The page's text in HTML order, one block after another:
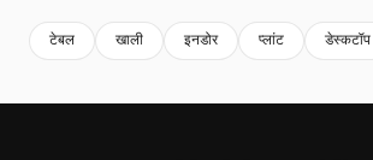
टेबल खाली इनडोर प्लांट डेस्कटॉप